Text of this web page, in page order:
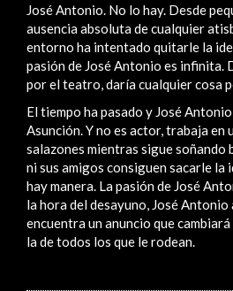
José Antonio. No lo hay. Desde
ausencia absoluta de cualquier
entorno ha intentado quitarle la
pasión de José Antonio es infinita.
por el teatro, daría cualquier cosa
El tiempo ha pasado y José
Asunción. Y no es actor, trabaja en
salazones mientras sigue soñando
ni sus amigos consiguen sacarle la
hay manera. La pasión de José
la hora del desayuno, José
encuentra un anuncio que
la de todos los que le rodean.